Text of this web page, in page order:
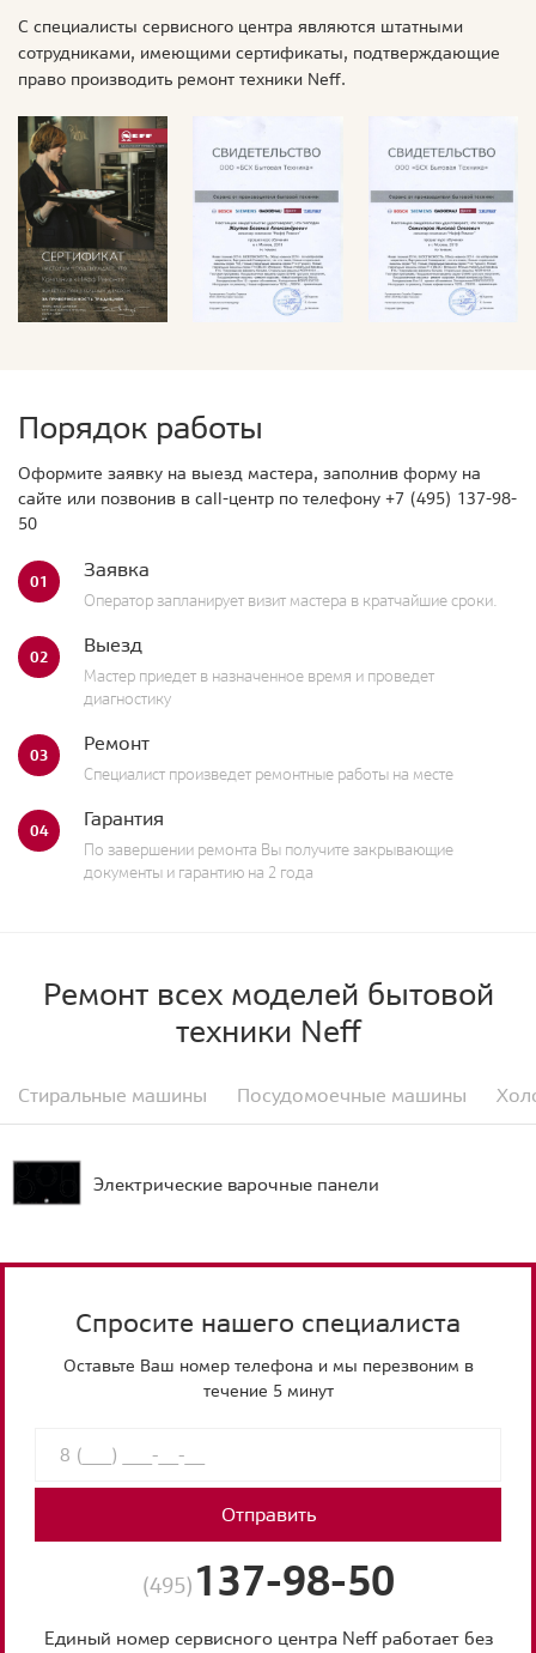
С специалисты сервисного центра являются штатными
сотрудниками, имеющими сертификаты, подтверждающие
право производить ремонт техники Neff.
Порядок работы
Оформите заявку на выезд мастера, заполнив форму на
сайте или позвонив в call-центр по телефону +7 (495) 137-98-
50
01 Заявка
Оператор запланирует визит мастера в кратчайшие сроки.
02 Выезд
Мастер приедет в назначенное время и проведет
диагностику
03 Ремонт
Специалист произведет ремонтные работы на месте
04 Гарантия
По завершении ремонта Вы получите закрывающие
документы и гарантию на 2 года
Ремонт всех моделей бытовой
техники Neff
Стиральные машины Посудомоечные машины
Электрические варочные панели
Спросите нашего специалиста
Оставьте Ваш номер телефона и мы перезвоним в
течение 5 минут
Отправить
(495) 137-98-50
Единый номер сервисного центра Neff работает без